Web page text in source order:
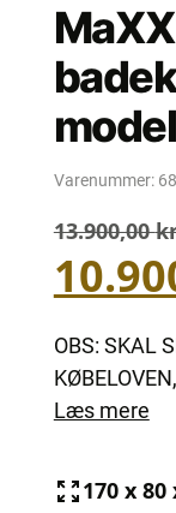
model
Varenummer:
13.900,00
Den
oprindelige
pris
13.900,00
Den
aktuelle
pris
10.900,00
OBS: SKAL
Læs mere
170 x 80